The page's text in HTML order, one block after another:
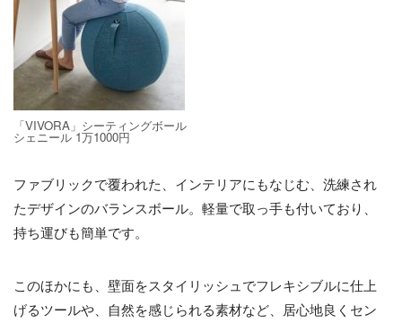
「VIVORA」シーティングボール
シェニール 1万1000円
ファブリックで覆われた、インテリアにもなじむ、洗練され
たデザインのバランスボール。軽量で取っ手も付いており、
持ち運びも簡単です。
このほかにも、壁面をスタイリッシュでフレキシブルに仕上
げるツールや、自然を感じられる素材など、居心地良くセン